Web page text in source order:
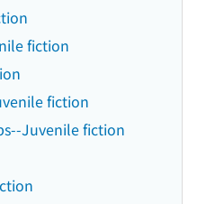
fiction
fiction
Juvenile fiction